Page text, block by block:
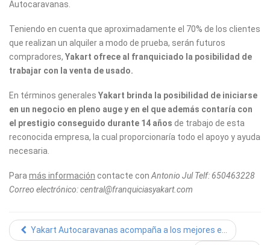
Autocaravanas.
Teniendo en cuenta que aproximadamente el 70% de los clientes
que realizan un alquiler a modo de prueba, serán futuros
compradores, Yakart ofrece al franquiciado la posibilidad de
trabajar con la venta de usado.
En términos generales Yakart brinda la posibilidad de iniciarse
en un negocio en pleno auge y en el que además contaría con
el prestigio conseguido durante 14 años de trabajo de esta
reconocida empresa, la cual proporcionaría todo el apoyo y ayuda
necesaria.
Para más información contacte con Antonio Jul Telf: 650463228
Correo electrónico: central@franquiciasyakart.com
Yakart Autocaravanas acompaña a los mejores e...